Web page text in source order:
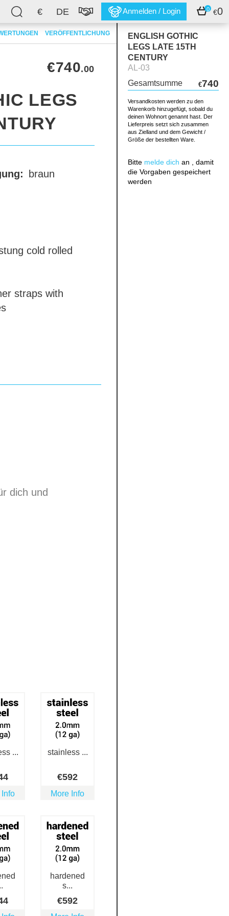
€ DE Anmelden / Login 0 €0
VERÖFFENTLICHUNG
ENGLISH GOTHIC
LEGS LATE 15TH
CENTURY
AL-03
Gesamtsumme
€740
Versandkosten werden zu den
Warenkorb hinzugefügt, sobald du
deinen Wohnort genannt hast. Der
Lieferpreis setzt sich zusammen
aus Zielland und dem Gewicht /
Größe der bestellten Ware.
Bitte melde dich an , damit
die Vorgaben gespeichert
werden
€740.00
LEGS
braun
cold rolled
straps with
dich und
...
Info
stainless ...
€592
More Info
hardened
s...
€592